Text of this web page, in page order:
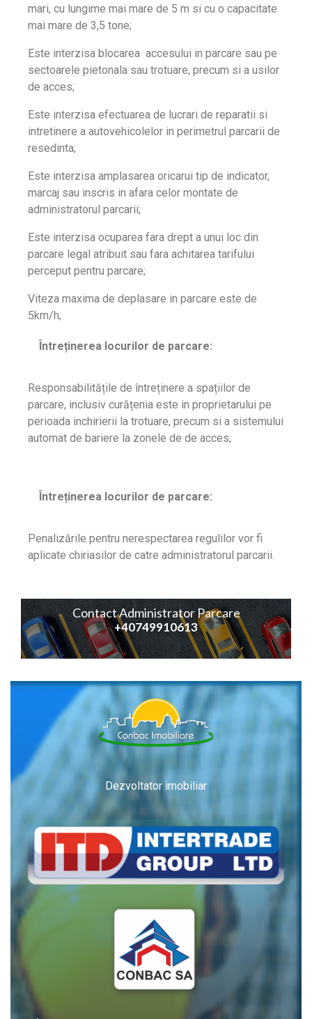
mari, cu lungime mai mare de 5 m si cu o capacitate
mai mare de 3,5 tone;
Este interzisa blocarea accesului in parcare sau pe
sectoarele pietonala sau trotuare, precum si a usilor
de acces;
Este interzisa efectuarea de lucrari de reparatii si
intretinere a autovehicolelor in perimetrul parcarii de
resedinta;
Este interzisa amplasarea oricarui tip de indicator,
marcaj sau inscris in afara celor montate de
administratorul parcarii;
Este interzisa ocuparea fara drept a unui loc din
parcare legal atribuit sau fara achitarea tarifului
perceput pentru parcare;
Viteza maxima de deplasare in parcare este de
5km/h;
Întreținerea locurilor de parcare:
Responsabilitățile de întreținere a spațiilor de
parcare, inclusiv curățenia este in proprietarului pe
perioada inchirierii la trotuare, precum si a sistemului
automat de bariere la zonele de de acces;
Întreținerea locurilor de parcare:
Penalizările pentru nerespectarea regulilor vor fi
aplicate chiriasilor de catre administratorul parcarii.
Contact Administrator Parcare
+40749910613
Dezvoltator imobiliar